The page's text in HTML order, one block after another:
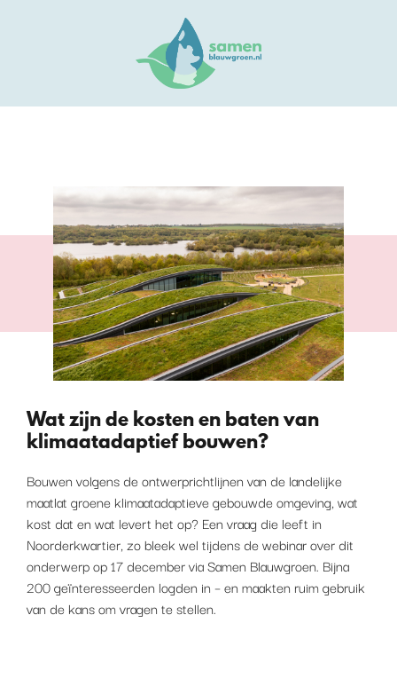
Wat zijn de kosten en baten van
klimaatadaptief bouwen?
Bouwen volgens de ontwerprichtlijnen van de landelijke
maatlat groene klimaatadaptieve gebouwde omgeving, wat
kost dat en wat levert het op? Een vraag die leeft in
Noorderkwartier, zo bleek wel tijdens de webinar over dit
onderwerp op 17 december via Samen Blauwgroen. Bijna
200 geïnteresseerden logden in – en maakten ruim gebruik
van de kans om vragen te stellen.